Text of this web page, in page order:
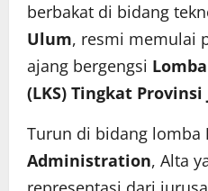
berbakat di bidang
Ulum, resmi memulai
ajang bergengsi
(LKS) Tingkat Provinsi
Turun di bidang lomba
Administration, Alta